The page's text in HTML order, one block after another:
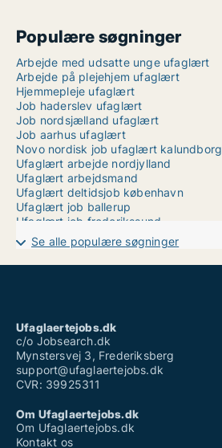
Populære søgninger
Arbejde med udsatte unge ufaglært
Arbejde på plejehjem ufaglært
Hjemmepleje ufaglært
Job haderslev ufaglært
Job nordsjælland ufaglært
Job aarhus ufaglært
Novo nordisk job ufaglært kalundborg
Ufaglært arbejde nordjylland
Ufaglært arbejdsmand
Ufaglært deltidsjob københavn
Ufaglært job ballerup
Ufaglært job frederikssund
Ufaglært job grenaa
Ufaglært job halsnæs
Ufaglært job med god løn
Ufaglært sosu
Ufaglærte jobs århus
Se alle populære søgninger
Ufaglaertejobs.dk
c/o Jobsearch.dk
Mynstersvej 3, Frederiksberg
support@ufaglaertejobs.dk
CVR: 39925311
Om Ufaglaertejobs.dk
Om Ufaglaertejobs.dk
Kontakt os